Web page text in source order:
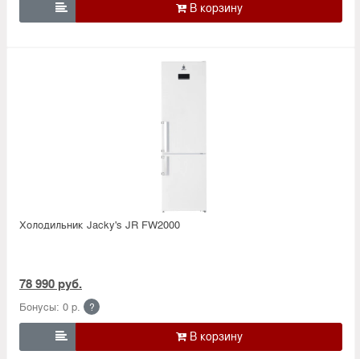

Холодильник Jacky's JR FW2000
78 990 руб.
Бонусы: 0 р. ?
